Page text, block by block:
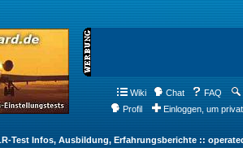
Wiki Chat FAQ
Profil
Einloggen, um
Test Infos, Ausbildung, Erfahrungsberichte ::